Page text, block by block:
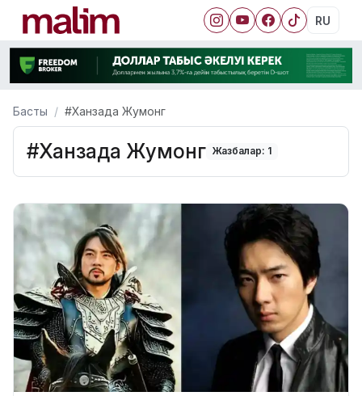
RU
Басты #Ханзада Жумонг
#Ханзада Жумонг Жазбалар: 1